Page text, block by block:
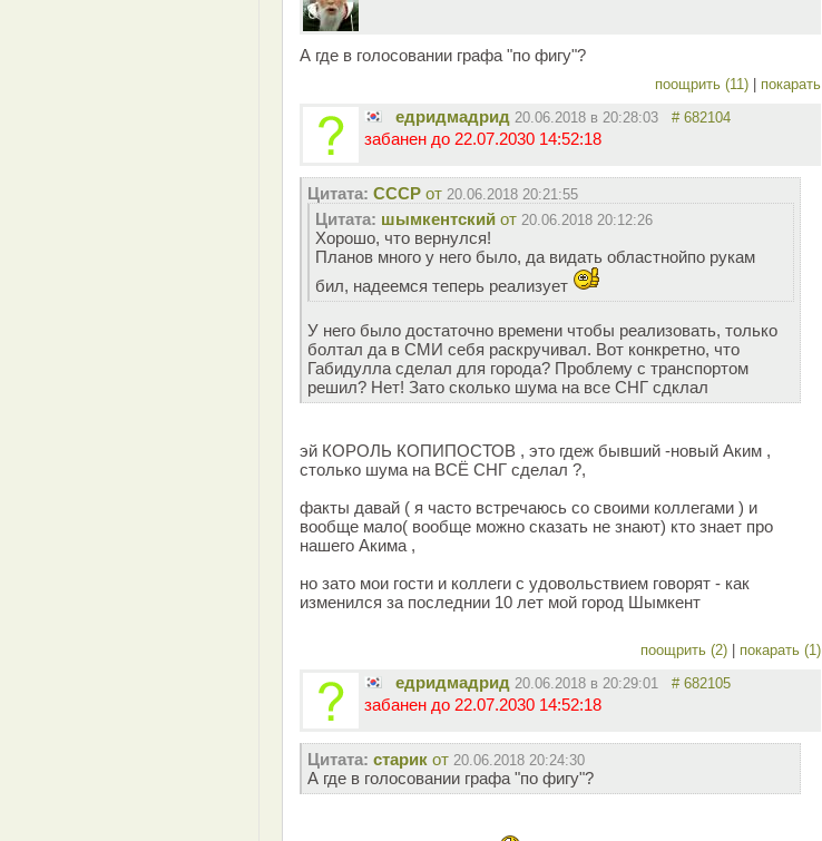
А где в голосовании графа "по фигу"?
поощрить (11) | покарать
едридмадрид 20.06.2018 в 20:28:03 # 682104
забанен до 22.07.2030 14:52:18
Цитата: СССР от 20.06.2018 20:21:55
Цитата: шымкентский от 20.06.2018 20:12:26
Хорошо, что вернулся!
Планов много у него было, да видать областнойпо рукам
бил, надеемся теперь реализует
У него было достаточно времени чтобы реализовать, только
болтал да в СМИ себя раскручивал. Вот конкретно, что
Габидулла сделал для города? Проблему с транспортом
решил? Нет! Зато сколько шума на все СНГ сдклал
эй КОРОЛЬ КОПИПОСТОВ , это гдеж бывший -новый Аким ,
столько шума на ВСЁ СНГ сделал ?,
факты давай ( я часто встречаюсь со своими коллегами ) и
вообще мало( вообще можно сказать не знают) кто знает про
нашего Акима ,
но зато мои гости и коллеги с удовольствием говорят - как
изменился за последнии 10 лет мой город Шымкент
поощрить (2) | покарать (1)
едридмадрид 20.06.2018 в 20:29:01 # 682105
забанен до 22.07.2030 14:52:18
Цитата: старик от 20.06.2018 20:24:30
А где в голосовании графа "по фигу"?